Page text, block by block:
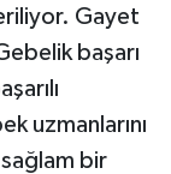
Gayet
başarı
uzmanlarını
bir